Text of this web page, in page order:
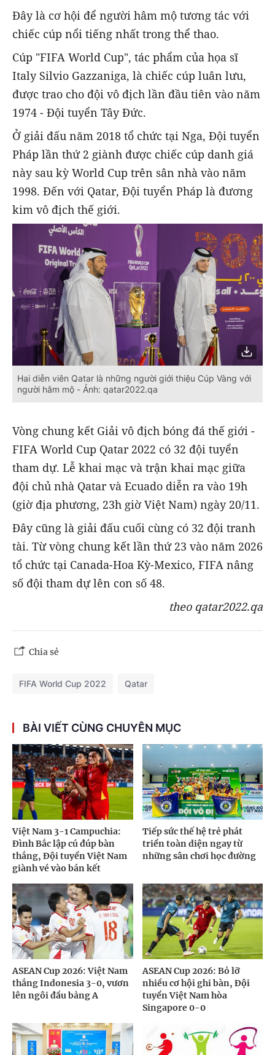
Đây là cơ hội để người hâm mộ tương tác với
chiếc cúp nổi tiếng nhất trong thể thao.
Cúp "FIFA World Cup", tác phẩm của họa sĩ
Italy Silvio Gazzaniga, là chiếc cúp luân lưu,
được trao cho đội vô địch lần đầu tiên vào năm
1974 - Đội tuyển Tây Đức.
Ở giải đấu năm 2018 tổ chức tại Nga, Đội tuyển
Pháp lần thứ 2 giành được chiếc cúp danh giá
này sau kỳ World Cup trên sân nhà vào năm
1998. Đến với Qatar, Đội tuyển Pháp là đương
kim vô địch thế giới.
Hai diễn viên Qatar là những người giới thiệu Cúp Vàng với
người hâm mộ - Ảnh: qatar2022.qa
Vòng chung kết Giải vô địch bóng đá thế giới -
FIFA World Cup Qatar 2022 có 32 đội tuyển
tham dự. Lễ khai mạc và trận khai mạc giữa
đội chủ nhà Qatar và Ecuado diễn ra vào 19h
(giờ địa phương, 23h giờ Việt Nam) ngày 20/11.
Đây cũng là giải đấu cuối cùng có 32 đội tranh
tài. Từ vòng chung kết lần thứ 23 vào năm 2026
tổ chức tại Canada-Hoa Kỳ-Mexico, FIFA nâng
số đội tham dự lên con số 48.
theo qatar2022.qa
Chia sẻ
FIFA World Cup 2022 Qatar
BÀI VIẾT CÙNG CHUYÊN MỤC
Việt Nam 3-1 Campuchia:
Đình Bắc lập cú đúp bàn
thắng, Đội tuyển Việt Nam
giành vé vào bán kết
Tiếp sức thế hệ trẻ phát
triển toàn diện ngay từ
những sân chơi học đường
ASEAN Cup 2026: Việt Nam
thắng Indonesia 3-0, vươn
lên ngôi đầu bảng A
ASEAN Cup 2026: Bỏ lỡ
nhiều cơ hội ghi bàn, Đội
tuyển Việt Nam hòa
Singapore 0-0